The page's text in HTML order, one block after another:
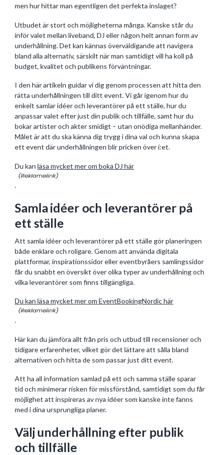
men hur hittar man egentligen det perfekta inslaget?
Utbudet är stort och möjligheterna många. Kanske står du
inför valet mellan liveband, DJ eller någon helt annan form av
underhållning. Det kan kännas överväldigande att navigera
bland alla alternativ, särskilt när man samtidigt vill ha koll på
budget, kvalitet och publikens förväntningar.
I den här artikeln guidar vi dig genom processen att hitta den
rätta underhållningen till ditt event. Vi går igenom hur du
enkelt samlar idéer och leverantörer på ett ställe, hur du
anpassar valet efter just din publik och tillfälle, samt hur du
bokar artister och akter smidigt – utan onödiga mellanhänder.
Målet är att du ska känna dig trygg i dina val och kunna skapa
ett event där underhållningen blir pricken över i:et.
Du kan läsa mycket mer om boka DJ här
.
Samla idéer och leverantörer på
ett ställe
Att samla idéer och leverantörer på ett ställe gör planeringen
både enklare och roligare. Genom att använda digitala
plattformar, inspirationssidor eller eventbyråers samlingssidor
får du snabbt en översikt över olika typer av underhållning och
vilka leverantörer som finns tillgängliga.
Du kan läsa mycket mer om EventBookingNordic här
.
Här kan du jämföra allt från pris och utbud till recensioner och
tidigare erfarenheter, vilket gör det lättare att sålla bland
alternativen och hitta de som passar just ditt event.
Att ha all information samlad på ett och samma ställe sparar
tid och minimerar risken för missförstånd, samtidigt som du får
möjlighet att inspireras av nya idéer som kanske inte fanns
med i dina ursprungliga planer.
Välj underhållning efter publik
och tillfälle